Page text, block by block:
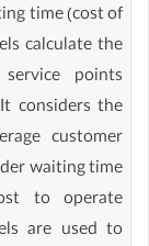
time (cost of
calculate the
points
considers the
customer
waiting time
to operate
are used to